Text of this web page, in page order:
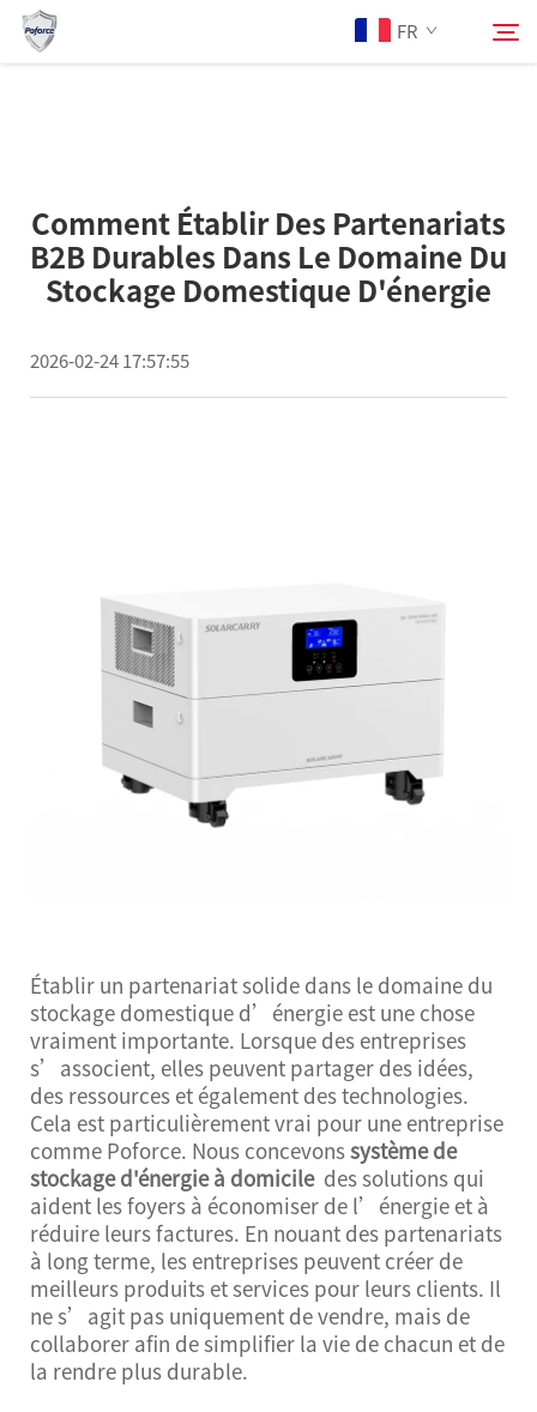
FR
Produits
Services
Actualités
Comment Établir Des Partenariats
B2B Durables Dans Le Domaine Du
Stockage Domestique D'énergie
2026-02-24 17:57:55
Établir un partenariat solide dans le domaine du
stockage domestique d’énergie est une chose
vraiment importante. Lorsque des entreprises
s’associent, elles peuvent partager des idées,
des ressources et également des technologies.
Cela est particulièrement vrai pour une entreprise
comme Poforce. Nous concevonssystème de
stockage d'énergie à domicile des solutions qui
aident les foyers à économiser de l’énergie et à
réduire leurs factures. En nouant des partenariats
à long terme, les entreprises peuvent créer de
meilleurs produits et services pour leurs clients. Il
ne s’agit pas uniquement de vendre, mais de
collaborer afin de simplifier la vie de chacun et de
la rendre plus durable.